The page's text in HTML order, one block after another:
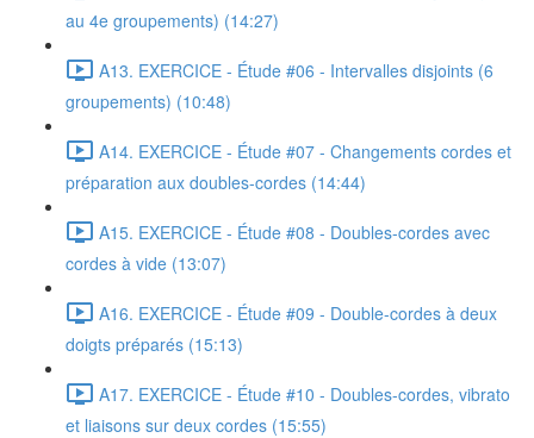
au 4e groupements) (14:27)
A13. EXERCICE - Étude #06 - Intervalles disjoints (6
groupements) (10:48)
A14. EXERCICE - Étude #07 - Changements cordes et
préparation aux doubles-cordes (14:44)
A15. EXERCICE - Étude #08 - Doubles-cordes avec
cordes à vide (13:07)
A16. EXERCICE - Étude #09 - Double-cordes à deux
doigts préparés (15:13)
A17. EXERCICE - Étude #10 - Doubles-cordes, vibrato
et liaisons sur deux cordes (15:55)